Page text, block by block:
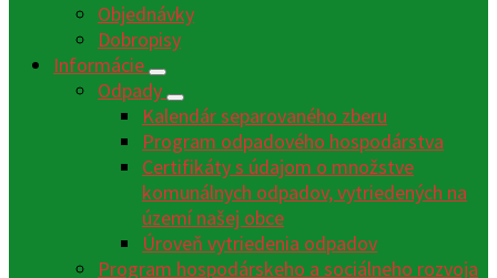
Objednávky
Dobropisy
Informácie
Odpady
Kalendár separovaného zberu
Program odpadového hospodárstva
Certifikáty s údajom o množstve
komunálnych odpadov, vytriedených na
území našej obce
Úroveň vytriedenia odpadov
Program hospodárskeho a sociálneho rozvoja